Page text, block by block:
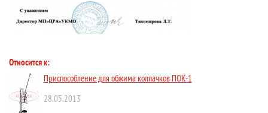
Относится к:
Приспособление для обжима колпачков ПОК-1
28.05.2013